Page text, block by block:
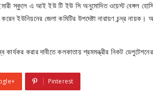
স্কুলে এ আই ইউ টি ইউ সি অনুমোদিত ওয়েস্ট বেঙ্গল
ইউনিয়নের জেলা কমিটির উপদেষ্টা নারায়ণ চন্দ্র নায়ক।
করার দাবীতে কলকাতায় শ্রমমন্ত্রীর নিকট
Pinterest